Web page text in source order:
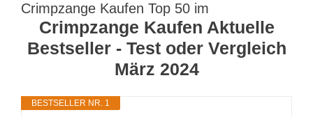
Crimpzange Kaufen Top 50 im
Crimpzange Kaufen Aktuelle
Bestseller - Test oder Vergleich
März 2024
BESTSELLER NR. 1